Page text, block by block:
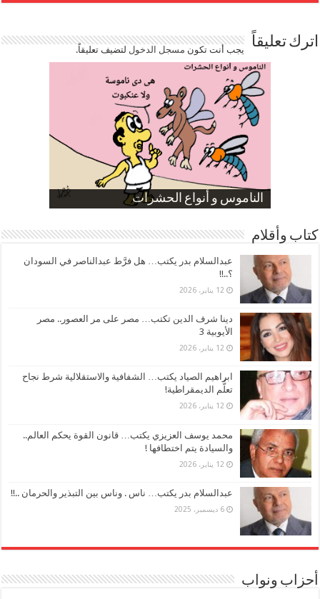
اترك تعليقاً يجب أنت تكون مسجل الدخوللتضيف تعليقاً.
الناموس و أنواع الحشرات
الموظفين بعد ارتفاع الأسعار
ارتفاع نسبة الطلاق في مصر
صورة كاركاتيرية
صورة كاركاتيرية
كتاب وأقلام
عبدالسلام بدر يكتب… هل فرَّط عبدالناصر في السودان
؟..!!
12 يناير، 2026
دينا شرف الدين تكتب… مصر على مر العصور.. مصر
الأيوبية 3
12 يناير، 2026
ابراهيم الصياد يكتب… الشفافية والاستقلالية شرط نجاح
تعلُّم الديمقراطية!
12 يناير، 2026
محمد يوسف العزيزي يكتب… قانون القوة يحكم العالم..
والسيادة يتم اختطافها !
12 يناير، 2026
عبدالسلام بدر يكتب… ناس . وناس بين التبذير والحرمان ..!!
6 ديسمبر، 2025
أحزاب ونواب